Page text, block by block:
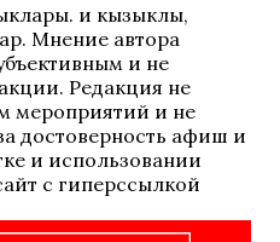
иң кызыклы,
Мнение автора
и не
Редакция не
мероприятий и не
достоверность афиш и
и использовании
с гиперссылкой